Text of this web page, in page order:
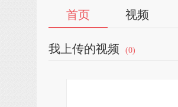
首页 视频
我上传的视频 (0)